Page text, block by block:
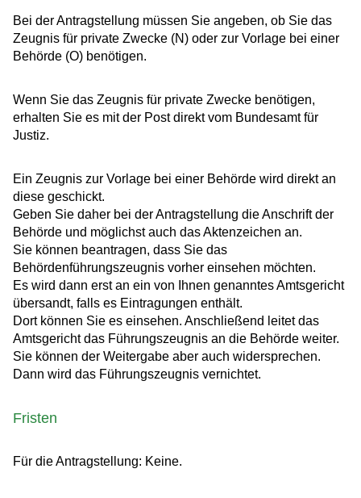
Bei der Antragstellung müssen Sie angeben, ob Sie das
Zeugnis für private Zwecke (N) oder zur Vorlage bei einer
Behörde (O) benötigen.
Wenn Sie das Zeugnis für private Zwecke benötigen,
erhalten Sie es mit der Post direkt vom Bundesamt für
Justiz.
Ein Zeugnis zur Vorlage bei einer Behörde wird direkt an
diese geschickt.
Geben Sie daher bei der Antragstellung die Anschrift der
Behörde und möglichst auch das Aktenzeichen an.
Sie können beantragen, dass Sie das
Behördenführungszeugnis vorher einsehen möchten.
Es wird dann erst an ein von Ihnen genanntes Amtsgericht
übersandt, falls es Eintragungen enthält.
Dort können Sie es einsehen. Anschließend leitet das
Amtsgericht das Führungszeugnis an die Behörde weiter.
Sie können der Weitergabe aber auch widersprechen.
Dann wird das Führungszeugnis vernichtet.
Fristen
Für die Antragstellung: Keine.